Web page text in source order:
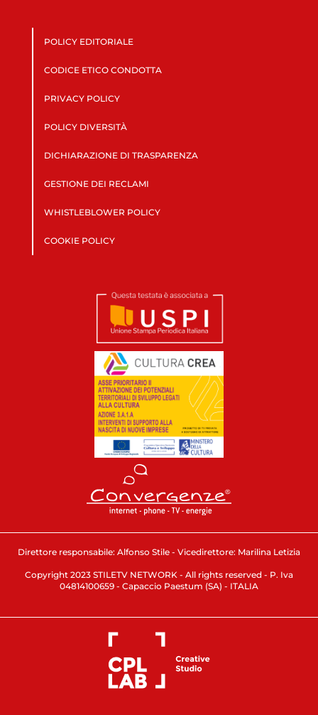
POLICY EDITORIALE
CODICE ETICO CONDOTTA
PRIVACY POLICY
POLICY DIVERSITÀ
DICHIARAZIONE DI TRASPARENZA
GESTIONE DEI RECLAMI
WHISTLEBLOWER POLICY
COOKIE POLICY
Direttore responsabile: Alfonso Stile - Vicedirettore: Marilina Letizia
Copyright 2023 STILETV NETWORK - All rights reserved - P. Iva
04814100659 - Capaccio Paestum (SA) - ITALIA